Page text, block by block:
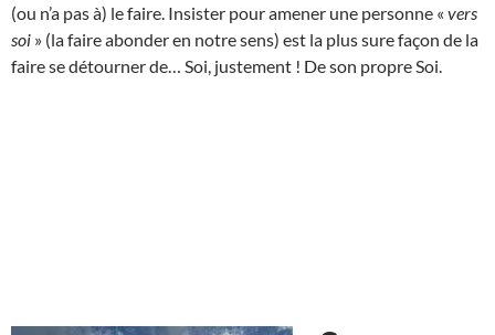
(ou n’a pas à) le faire. Insister pour amener une personne « vers
soi » (la faire abonder en notre sens) est la plus sure façon de la
faire se détourner de… Soi, justement ! De son propre Soi.